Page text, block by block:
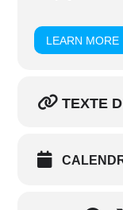
LEARN MORE
TEXTE